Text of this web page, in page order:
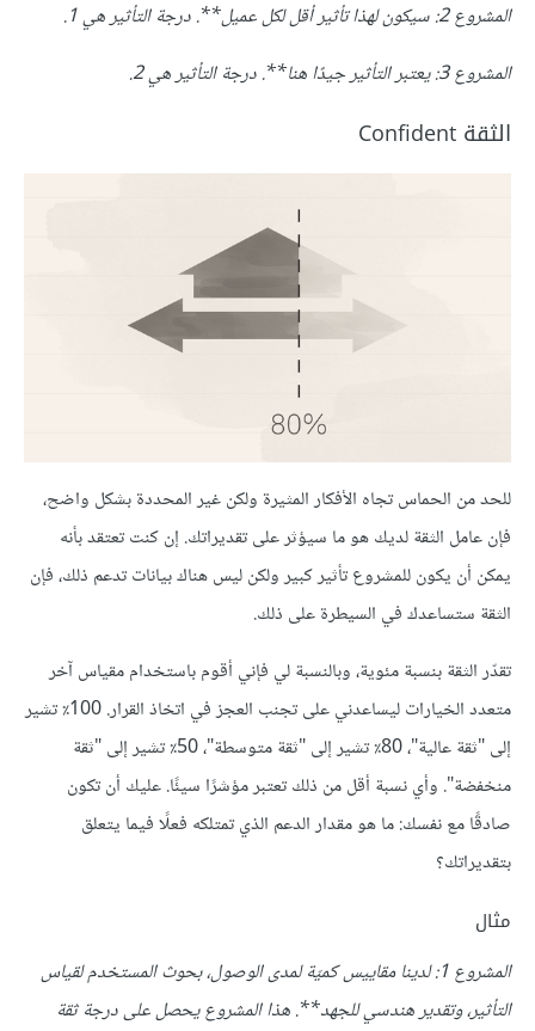
المشروع2: سيكون لهذا تأثير أقل لكل عميل**.درجة التأثير هي1.
المشروع3: يعتبر التأثير جيدًا هنا**.درجة التأثير هي2.
الثقة Confident
للحد من الحماس تجاه الأفكار المثيرة ولكن غير المحددة بشكل واضح،
فإن عامل الثقة لديك هو ما سيؤثر على تقديراتك. إن كنت تعتقد بأنه
يمكن أن يكون للمشروع تأثير كبير ولكن ليس هناك بيانات تدعم ذلك، فإن
الثقة ستساعدك في السيطرة على ذلك.
تقدّر الثقة بنسبة مئوية، وبالنسبة لي فإني أقوم باستخدام مقياس آخر
متعدد الخيارات ليساعدني على تجنب العجز في اتخاذ القرار. 100٪ تشير
إلى "ثقة عالية"، 80٪ تشير إلى "ثقة متوسطة"، 50٪ تشير إلى "ثقة
منخفضة". وأي نسبة أقل من ذلك تعتبر مؤشرًا سيئًا. عليك أن تكون
صادقًا مع نفسك: ما هو مقدار الدعم الذي تمتلكه فعلًا فيما يتعلق
بتقديراتك؟
مثال
المشروع1: لدينا مقاييس كميّة لمدى الوصول، بحوث المستخدم لقياس
التأثير، وتقدير هندسي للجهد**.هذا المشروع يحصل على درجة ثقة